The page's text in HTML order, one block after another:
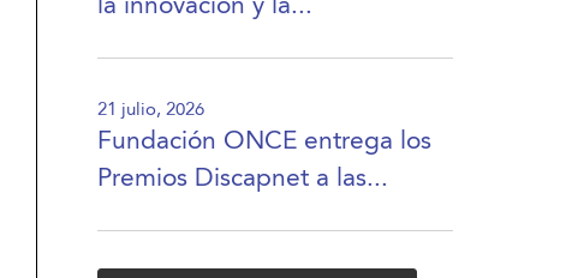
la innovación y la...
21 julio, 2026
Fundación ONCE entrega los
Premios Discapnet a las...